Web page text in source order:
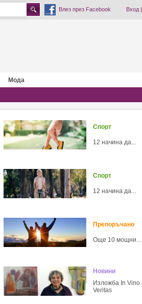
Влез през Facebook Вход|
Мода
Спорт
12 начина да...
Спорт
12 начина да...
Препоръчано
Още 10 мощни...
Новини
Изложба In Vino
Veritas